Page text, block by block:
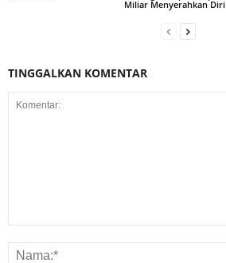
Miliar Menyerahkan Diri
TINGGALKAN KOMENTAR